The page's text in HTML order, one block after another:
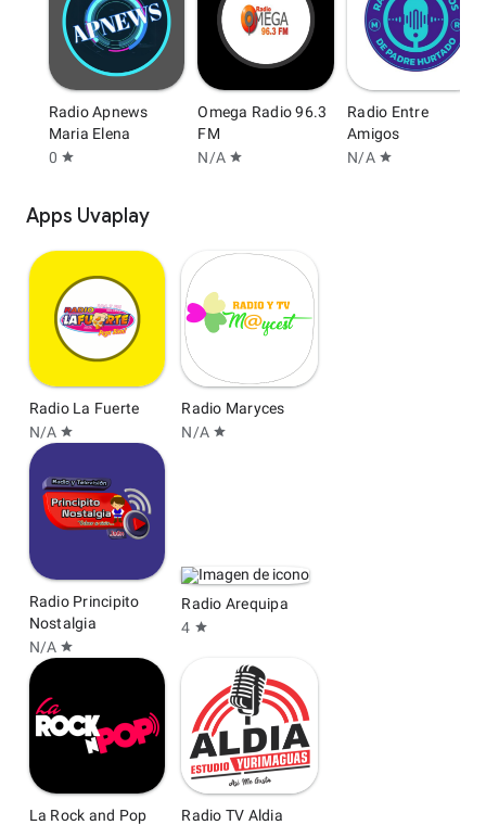
Radio Apnews
Maria Elena
0 star
Omega Radio 96.3
FM
N/A star
Radio Entre
Amigos
N/A star
Apps Uvaplay
Radio La Fuerte
N/A star
Radio Maryces
N/A star
Radio Principito
Nostalgia
N/A star
Radio Arequipa
4 star
La Rock and Pop
Radio TV Aldia